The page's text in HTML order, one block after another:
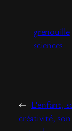
grenouille
sciences
← L’enfant,
créativité,